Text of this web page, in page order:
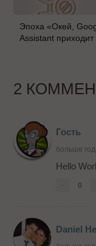
Эпоха «Окей,
Assistant приходит
2
Гость
больше
Hello
0
Daniel